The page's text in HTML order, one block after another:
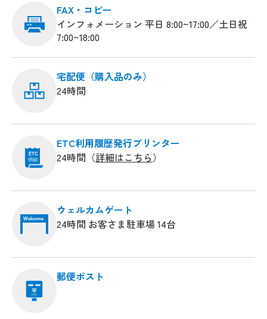
FAX・コピー
インフォメーション 平日 8:00~17:00／土日祝
7:00~18:00
宅配便（購入品のみ）
24時間
ETC
明細
ETC利用履歴発行プリンター
24時間（詳細はこちら）
Welcome
ウェルカムゲート
24時間 お客さま駐車場 14台
郵便ポスト